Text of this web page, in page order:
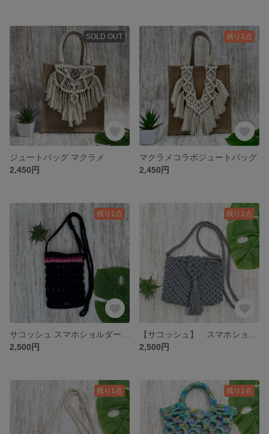
SOLD OUT
ジュートバッグ マクラメ
2,450円
残り1点
マクラメコラボジュートバッグ
2,450円
残り1点
2,500円
残り1点
2,500円
残り1点 残り1点